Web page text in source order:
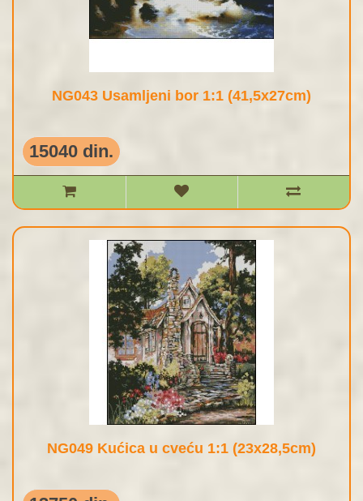
NG043 Usamljeni bor 1:1 (41,5x27cm)
15040 din.
NG049 Kućica u cveću 1:1 (23x28,5cm)